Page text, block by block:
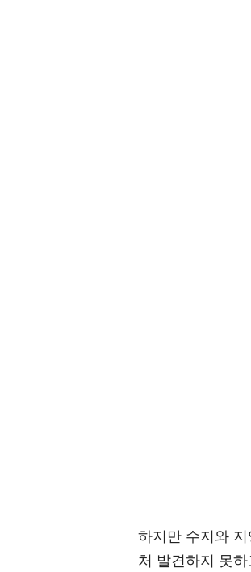
하지만 수지와
처 발견하지 못